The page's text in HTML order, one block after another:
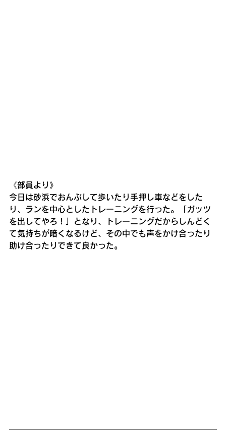
《部員より》
今日は砂浜でおんぶして歩いたり手押し車などをした
り、ランを中心としたトレーニングを行った。「ガッツ
を出してやろ！」となり、トレーニングだからしんどく
て気持ちが暗くなるけど、その中でも声をかけ合ったり
助け合ったりできて良かった。